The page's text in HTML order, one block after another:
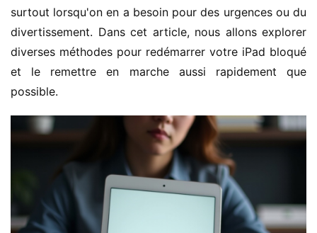
surtout lorsqu'on en a besoin pour des urgences ou du
divertissement. Dans cet article, nous allons explorer
diverses méthodes pour redémarrer votre iPad bloqué
et le remettre en marche aussi rapidement que
possible.